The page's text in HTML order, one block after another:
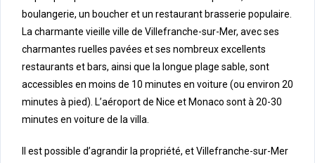
boulangerie, un boucher et un restaurant brasserie populaire.
La charmante vieille ville de Villefranche-sur-Mer, avec ses
charmantes ruelles pavées et ses nombreux excellents
restaurants et bars, ainsi que la longue plage sable, sont
accessibles en moins de 10 minutes en voiture (ou environ 20
minutes à pied). L’aéroport de Nice et Monaco sont à 20-30
minutes en voiture de la villa.
Il est possible d’agrandir la propriété, et Villefranche-sur-Mer